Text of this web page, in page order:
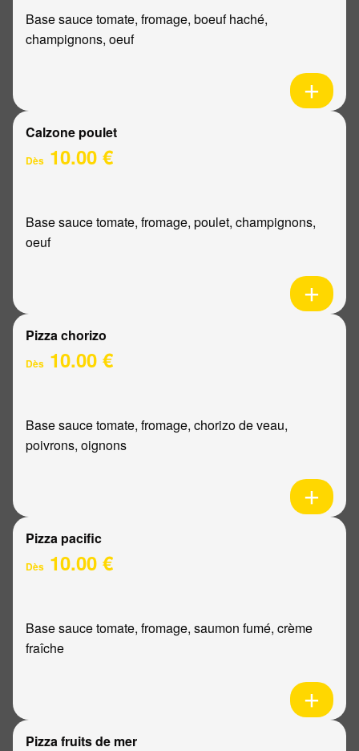
Base sauce tomate, fromage, boeuf haché,
champignons, oeuf
Calzone poulet
Dès 10.00 €
Base sauce tomate, fromage, poulet, champignons,
oeuf
Pizza chorizo
Dès 10.00 €
Base sauce tomate, fromage, chorizo de veau,
poivrons, oignons
Pizza pacific
Dès 10.00 €
Base sauce tomate, fromage, saumon fumé, crème
fraîche
Pizza fruits de mer